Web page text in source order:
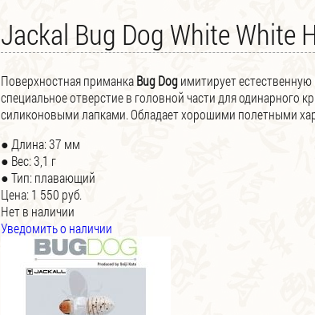
Jackal Bug Dog White White
Поверхностная приманкаBug Dogимитирует
специальное отверстие в головной части для одинарного
силиконовыми лапками. Обладает хорошими полетными
● Длина: 37 мм
● Вес: 3,1 г
● Тип: плавающий
Цена:1 550 руб.
Нет в наличии
Уведомить о наличии